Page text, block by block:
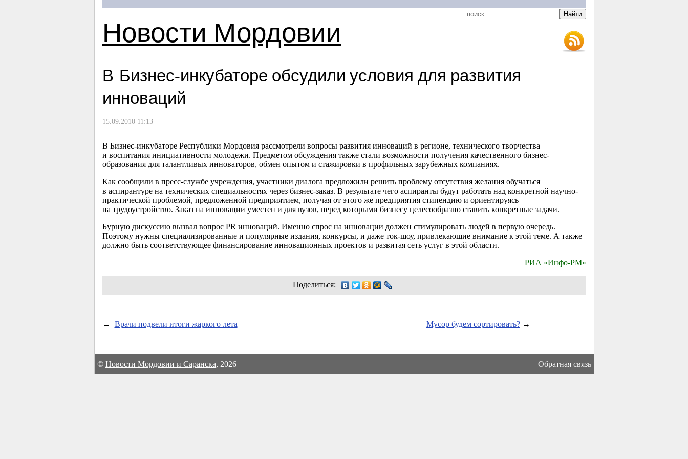
Новости Мордовии
В Бизнес-инкубаторе обсудили условия для развития
инноваций
15.09.2010 11:13
В Бизнес-инкубаторе Республики Мордовия рассмотрели вопросы развития инноваций в регионе, технического творчества
и воспитания инициативности молодежи. Предметом обсуждения также стали возможности получения качественного бизнес-
образования для талантливых инноваторов, обмен опытом и стажировки в профильных зарубежных компаниях.
Как сообщили в пресс-службе учреждения, участники диалога предложили решить проблему отсутствия желания обучаться
в аспирантуре на технических специальностях через бизнес-заказ. В результате чего аспиранты будут работать над конкретной научно-
практической проблемой, предложенной предприятием, получая от этого же предприятия стипендию и ориентируясь
на трудоустройство. Заказ на инновации уместен и для вузов, перед которыми бизнесу целесообразно ставить конкретные задачи.
Бурную дискуссию вызвал вопрос PR инноваций. Именно спрос на инновации должен стимулировать людей в первую очередь.
Поэтому нужны специализированные и популярные издания, конкурсы, и даже ток-шоу, привлекающие внимание к этой теме. А также
должно быть соответствующее финансирование инновационных проектов и развитая сеть услуг в этой области.
РИА «Инфо-РМ»
Поделиться:
← Врачи подвели итоги жаркого лета Мусор будем сортировать?→
© Новости Мордовии и Саранска, 2026 Обратная связь